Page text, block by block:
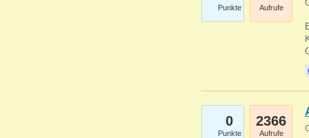
Punkte Aufrufe
0
Punkte
2366
Aufrufe